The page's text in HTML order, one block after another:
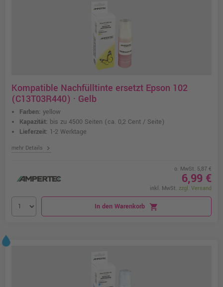
Kompatible Nachfülltinte ersetzt Epson 102
(C13T03R440) · Gelb
Farben: yellow
Kapazität: bis zu 4500 Seiten (ca. 0,2 Cent / Seite)
Lieferzeit: 1-2 Werktage
mehr Details chevron_right
o. MwSt. 5,87 €
6,99 €
inkl. MwSt. zzgl. Versand
In den Warenkorb shopping_cart